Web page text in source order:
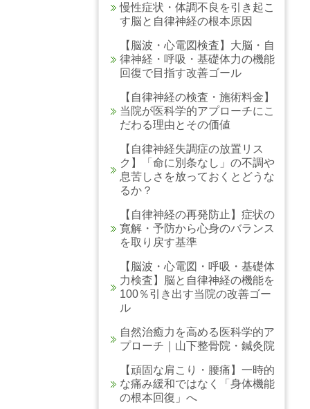
慢性症状・体調不良を引き起こ
す脳と自律神経の根本原因
【脳波・心電図検査】大脳・自
律神経・呼吸・基礎体力の機能
回復で目指す改善ゴール
【自律神経の検査・施術料金】
当院が医科学的アプローチにこ
だわる理由とその価値
【自律神経失調症の放置リス
ク】「命に別条なし」の不調や
息苦しさを放っておくとどうな
るか？
【自律神経の再発防止】症状の
寛解・予防から心身のバランス
を取り戻す基準
【脳波・心電図・呼吸・基礎体
力検査】脳と自律神経の機能を
100％引き出す当院の改善ゴー
ル
自然治癒力を高める医科学的ア
プローチ｜山下整骨院・鍼灸院
【頑固な肩こり・腰痛】一時的
な痛み緩和ではなく「身体機能
の根本回復」へ